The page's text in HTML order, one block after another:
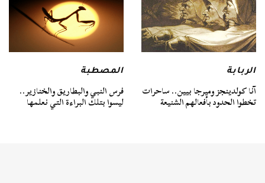
الربابة
آنا كولدينجز وميرجا بيين.. ساحرات
تخطوا الحدود بأفعالهم الشنيعة
المصطبة
فرس النبي والبطاريق والخنازير..
ليسوا بتلك البراءة التي نعلمها